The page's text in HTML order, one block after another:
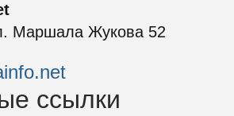
Маршала Жукова 52
ссылки